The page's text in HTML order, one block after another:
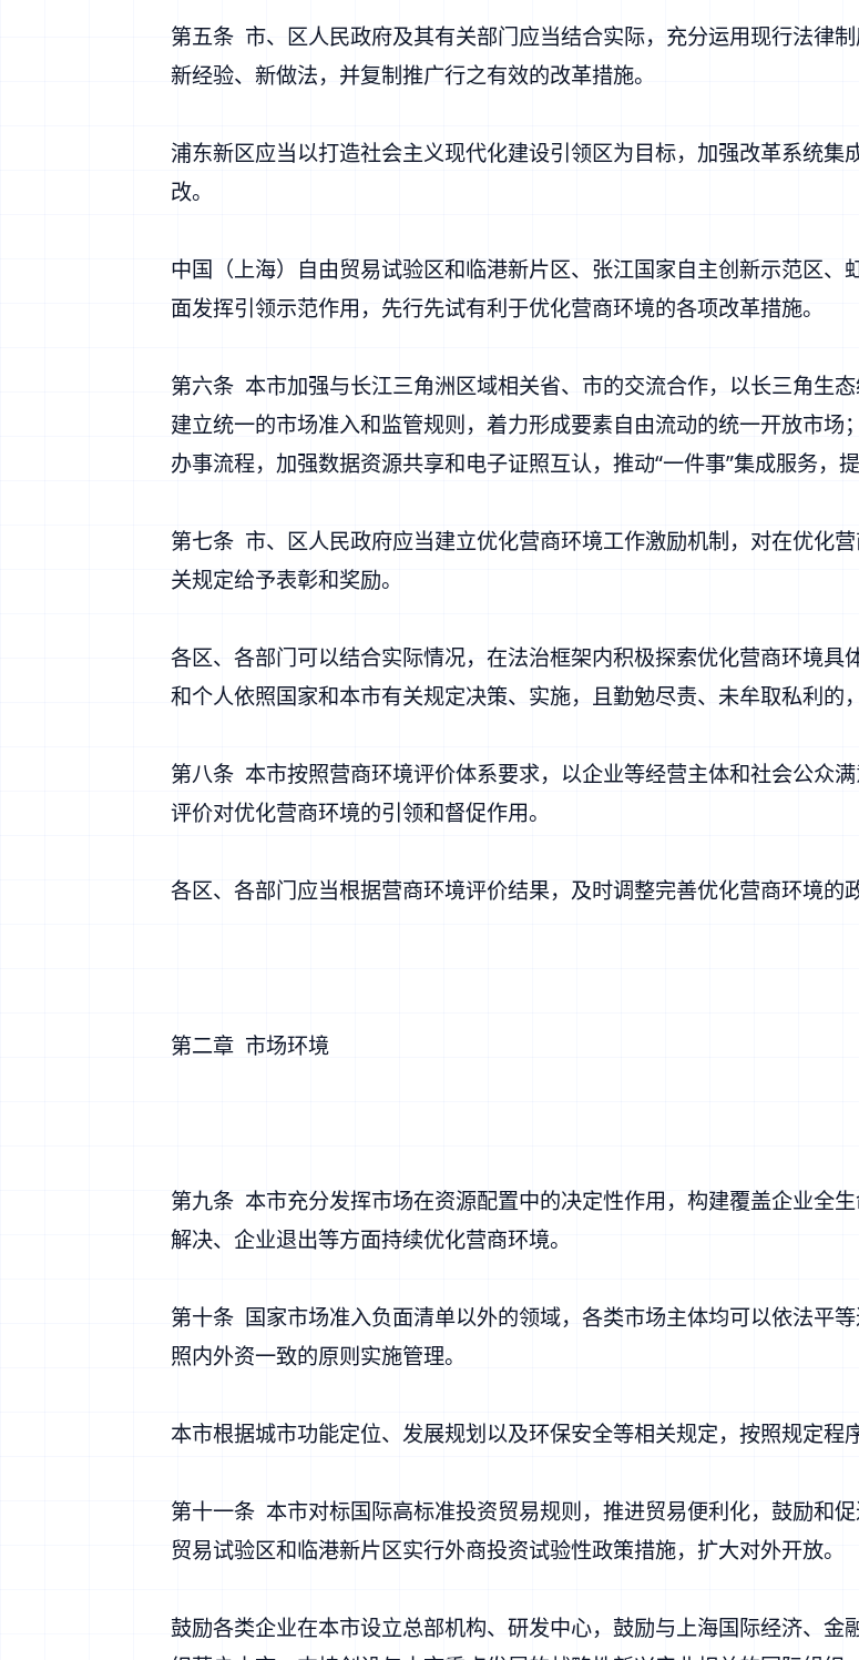
第五条 市、区人民政府及其有关部门应当结合实际，充分运用现行法律
新经验、新做法，并复制推广行之有效的改革措施。
浦东新区应当以打造社会主义现代化建设引领区为目标，加强改革系统
改。
中国（上海）自由贸易试验区和临港新片区、张江国家自主创新示范区
面发挥引领示范作用，先行先试有利于优化营商环境的各项改革措施。
第六条 本市加强与长江三角洲区域相关省、市的交流合作，以长三角生
建立统一的市场准入和监管规则，着力形成要素自由流动的统一开放市场
办事流程，加强数据资源共享和电子证照互认，推动“一件事”集成服务，
第七条 市、区人民政府应当建立优化营商环境工作激励机制，对在优化
关规定给予表彰和奖励。
各区、各部门可以结合实际情况，在法治框架内积极探索优化营商环境
和个人依照国家和本市有关规定决策、实施，且勤勉尽责、未牟取私利的
第八条 本市按照营商环境评价体系要求，以企业等经营主体和社会公众
评价对优化营商环境的引领和督促作用。
各区、各部门应当根据营商环境评价结果，及时调整完善优化营商环境的
第二章 市场环境
第九条 本市充分发挥市场在资源配置中的决定性作用，构建覆盖企业全
解决、企业退出等方面持续优化营商环境。
第十条 国家市场准入负面清单以外的领域，各类市场主体均可以依法平
照内外资一致的原则实施管理。
本市根据城市功能定位、发展规划以及环保安全等相关规定，按照规定程
第十一条 本市对标国际高标准投资贸易规则，推进贸易便利化，鼓励和
贸易试验区和临港新片区实行外商投资试验性政策措施，扩大对外开放。
鼓励各类企业在本市设立总部机构、研发中心，鼓励与上海国际经济、